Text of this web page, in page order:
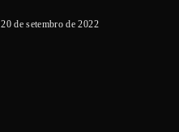
20 de setembro de 2022